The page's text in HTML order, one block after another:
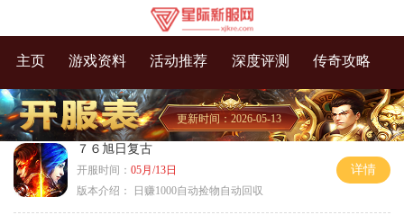
主页 游戏资料 活动推荐 深度评测 传奇攻略
更新时间：2026-05-13
７６旭日复古
开服时间： 05月/13日
版本介绍：
日赚1000自动捡物自动回収
详情